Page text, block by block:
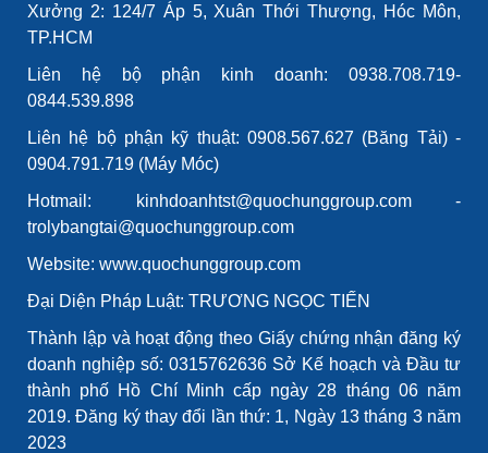
Xưởng 2: 124/7 Áp 5, Xuân Thới Thượng, Hóc Môn,
TP.HCM
Liên hệ bộ phận kinh doanh: 0938.708.719-
0844.539.898
Liên hệ bộ phận kỹ thuật: 0908.567.627 (Băng Tải) -
0904.791.719 (Máy Móc)
Hotmail: kinhdoanhtst@quochunggroup.com -
trolybangtai@quochunggroup.com
Website: www.quochunggroup.com
Đại Diện Pháp Luật: TRƯƠNG NGỌC TIẾN
Thành lập và hoạt động theo Giấy chứng nhận đăng ký
doanh nghiệp số: 0315762636 Sở Kế hoạch và Đầu tư
thành phố Hồ Chí Minh cấp ngày 28 tháng 06 năm
2019. Đăng ký thay đổi lần thứ: 1, Ngày 13 tháng 3 năm
2023